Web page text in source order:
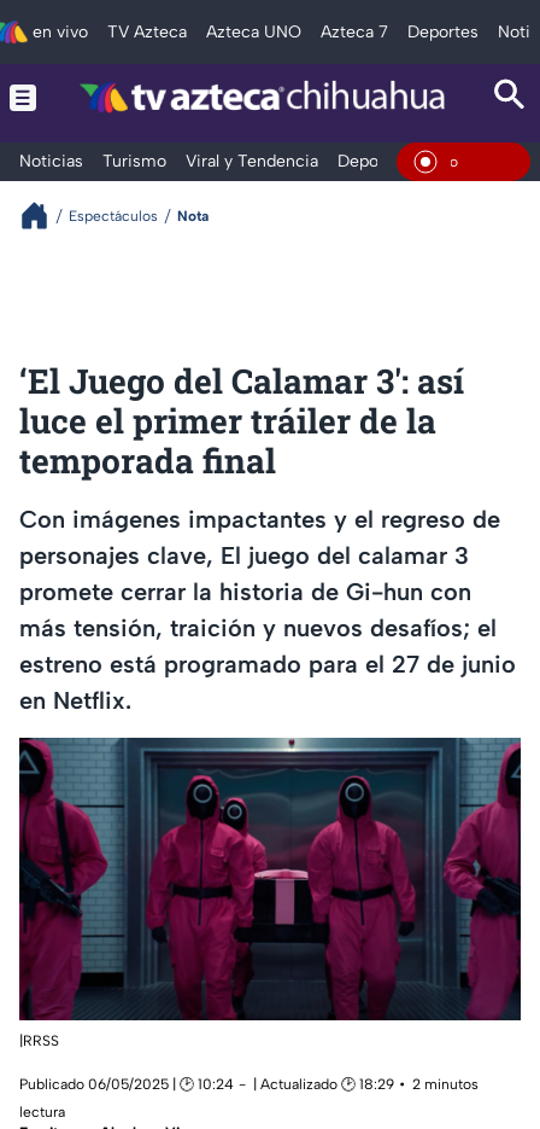
en vivo TV Azteca Azteca UNO Azteca 7 Deportes
Noticias Turismo Viral y Tendencia Deportes Espectáculos
En Vivo
Espectáculos Nota
‘El Juego del Calamar 3': así
luce el primer tráiler de la
temporada final
Con imágenes impactantes y el regreso de
personajes clave, El juego del calamar 3
promete cerrar la historia de Gi-hun con
más tensión, traición y nuevos desafíos; el
estreno está programado para el 27 de junio
en Netflix.
|RRSS
Publicado 06/05/2025 | 🕑 10:24 | Actualizado 🕑 18:29
2 minutos
lectura